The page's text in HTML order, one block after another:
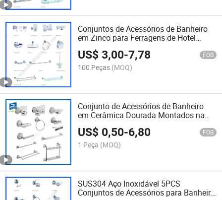
Conjuntos de Acessórios de Banheiro
em Zinco para Ferragens de Hotel
Cinco Estrelas
US$3,00-7,78 FOB
100 Peças (MOQ)
Conjunto de Acessórios de Banheiro
em Cerâmica Dourada Montados na
Parede
US$ 0,50-6,80 FOB
1 Peça (MOQ)
SUS304 Aço Inoxidável 5PCS
Conjuntos de Acessórios para Banheiro